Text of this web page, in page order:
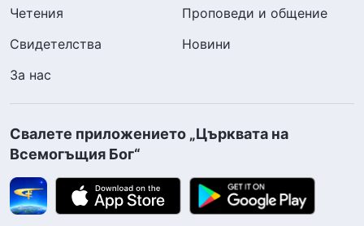
Четения
Проповеди и общение
Свидетелства
Новини
За нас
Свалете приложението „Църквата на
Всемогъщия Бог“